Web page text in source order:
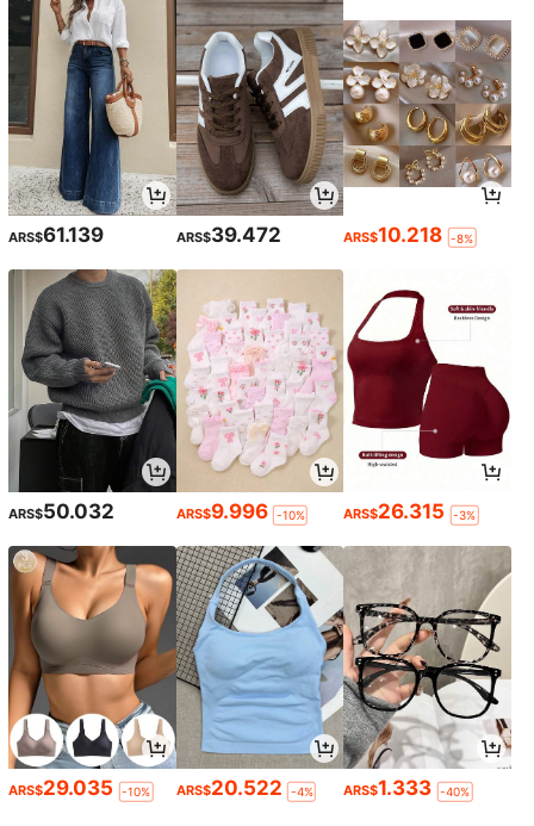
ARS$61.139 ARS$39.472 ARS$10.218 -8%
ARS$50.032 ARS$9.996 -10% ARS$26.315 -3%
ARS$29.035 -10% ARS$20.522 -4% ARS$1.333 -40%